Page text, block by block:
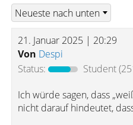
21. Januar 2025 | 20:29
Von Despi
Status:
Student
Ich würde sagen, dass
nicht darauf hindeutet,